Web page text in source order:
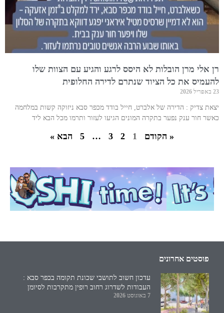
רן אלי מרן הובלות לא היסס לרגע והגיע עם הצוות שלו
להעמיס את כל הציוד שנתרם לדירה החלופית
23 באפריל 2026
יצאת צדיק : הדירה של אלברט, חייל בודד מכפר סבא ניזוקה קשות במלחמה
כאשר חור ענק נפער בתקרה המונים הגיעו לעזור ותרמו מכל הבא ליד
« הקודם 1
2
3
…
5 הבא »
פוסטים אחרונים
עדכון חשוב לתושבי שכונת תקומה בכפר סבא :
העבודות לשדרוג רחוב רופין מתקרבות לסיומן
7 באוגוסט 2026